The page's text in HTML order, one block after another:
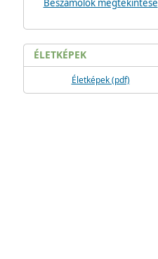
Beszámolók megtekintése
ÉLETKÉPEK
Életképek (pdf)